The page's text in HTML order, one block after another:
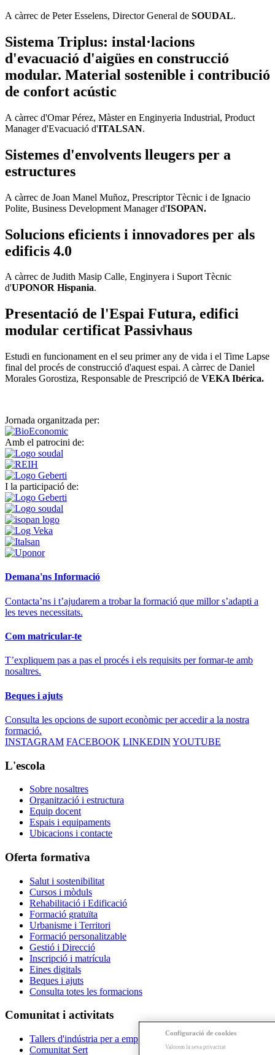
A càrrec de Peter Esselens, Director General de SOUDAL.
Sistema Triplus: instal·lacions
d'evacuació d'aigües en construcció
modular. Material sostenible i contribució
de confort acústic
A càrrec d'Omar Pérez, Màster en Enginyeria Industrial, Product
Manager d'Evacuació d'ITALSAN.
Sistemes d'envolvents lleugers per a
estructures
A càrrec de Joan Manel Muñoz, Prescriptor Tècnic i de Ignacio
Polite, Business Development Manager d'ISOPAN.
Solucions eficients i innovadores per als
edificis 4.0
A càrrec de Judith Masip Calle, Enginyera i Suport Tècnic
d'UPONOR Hispania.
Presentació de l'Espai Futura, edifici
modular certificat Passivhaus
Estudi en funcionament en el seu primer any de vida i el Time Lapse
final del procés de construcció d'aquest espai. A càrrec de Daniel
Morales Gorostiza, Responsable de Prescripció de VEKA Ibérica.
Jornada organitzada per:
Amb el patrocini de:
I la participació de:
Demana'ns Informació
Contacta’ns i t’ajudarem a trobar la formació que millor s’adapti a
les teves necessitats.
Com matricular-te
T’expliquem pas a pas el procés i els requisits per formar-te amb
nosaltres.
Beques i ajuts
Consulta les opcions de suport econòmic per accedir a la nostra
formació.
INSTAGRAM FACEBOOK LINKEDIN YOUTUBE
L'escola
Sobre nosaltres
Organització i estructura
Equip docent
Espais i equipaments
Ubicacions i contacte
Oferta formativa
Salut i sostenibilitat
Cursos i mòduls
Rehabilitació i Edificació
Formació gratuïta
Urbanisme i Territori
Formació personalitzable
Gestió i Direcció
Inscripció i matrícula
Eines digitals
Beques i ajuts
Consulta totes les formacions
Comunitat i activitats
Tallers d'indústria per a empreses
Comunitat Sert
Configuració de cookies
Valorem la seva privacitat